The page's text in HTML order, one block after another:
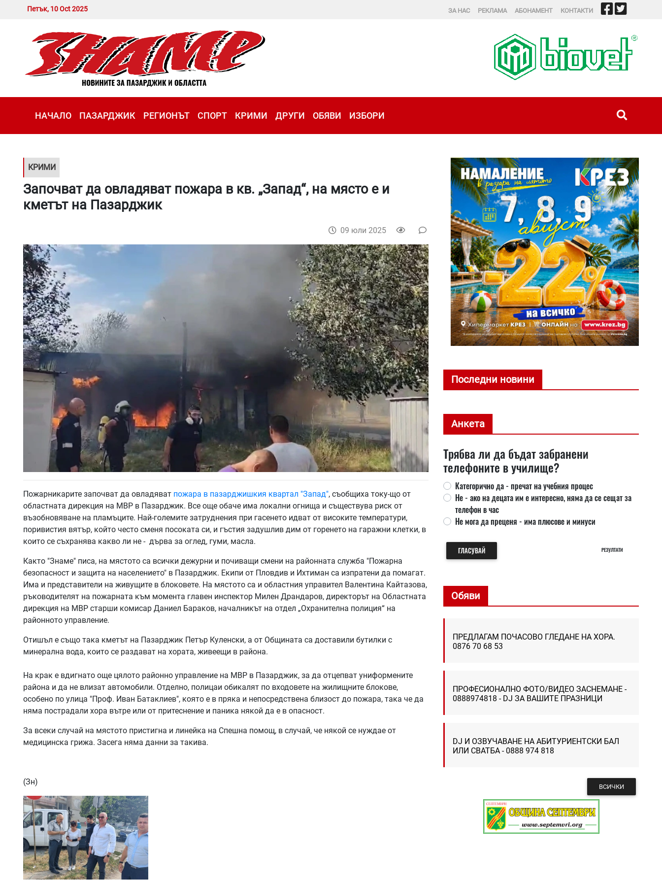
Петък, 10 Oct 2025 ЗА НАС РЕКЛАМА АБОНАМЕНТ КОНТАКТИ
НАЧАЛО ПАЗАРДЖИК РЕГИОНЪТ СПОРТ КРИМИ ДРУГИ ОБЯВИ ИЗБОРИ
КРИМИ
Започват да овладяват пожара в кв. „Запад“, на място е и
кметът на Пазарджик
09 юли 2025
Пожарникарите започват да овладяват пожара в пазарджишкия квартал "Запад", съобщиха току-що от
областната дирекция на МВР в Пазарджик. Все още обаче има локални огнища и съществува риск от
възобновяване на пламъците. Най-големите затруднения при гасенето идват от високите температури,
поривистия вятър, който често сменя посоката си, и гъстия задушлив дим от горенето на гаражни клетки, в
които се съхранява какво ли не - дърва за оглед, гуми, масла.
Както "Знаме" писа, на мястото са всички дежурни и почиващи смени на районната служба "Пожарна
безопасност и защита на населението" в Пазарджик. Екипи от Пловдив и Ихтиман са изпратени да помагат.
Има и представители на живущите в блоковете. На мястото са и областния управител Валентина Кайтазова,
ръководителят на пожарната към момента главен инспектор Милен Драндаров, директорът на Областната
дирекция на МВР старши комисар Даниел Бараков, началникът на отдел „Охранителна полиция“ на
районното управление.
Отишъл е също така кметът на Пазарджик Петър Куленски, а от Общината са доставили бутилки с
минерална вода, които се раздават на хората, живеещи в района.
На крак е вдигнато още цялото районно управление на МВР в Пазарджик, за да отцепват униформените
района и да не влизат автомобили. Отделно, полицаи обикалят по входовете на жилищните блокове,
особено по улица "Проф. Иван Батаклиев", която е в пряка и непосредствена близост до пожара, така че да
няма пострадали хора вътре или от притеснение и паника някой да е в опасност.
За всеки случай на мястото пристигна и линейка на Спешна помощ, в случай, че някой се нуждае от
медицинска грижа. Засега няма данни за такива.
(Зн)
Последни новини
Анкета
Трябва ли да бъдат забранени
телефоните в училище?
Категорично да - пречат на учебния процес
Не - ако на децата им е интересно, няма да се сещат за
телефон в час
Не мога да преценя - има плюсове и минуси
ГЛАСУВАЙ РЕЗУЛТАТИ
Обяви
ПРЕДЛАГАМ ПОЧАСОВО ГЛЕДАНЕ НА ХОРА.
0876 70 68 53
ПРОФЕСИОНАЛНО ФОТО/ВИДЕО ЗАСНЕМАНЕ -
0888974818 - DJ ЗА ВАШИТЕ ПРАЗНИЦИ
DJ И ОЗВУЧАВАНЕ НА АБИТУРИЕНТСКИ БАЛ
ИЛИ СВАТБА - 0888 974 818
ВСИЧКИ